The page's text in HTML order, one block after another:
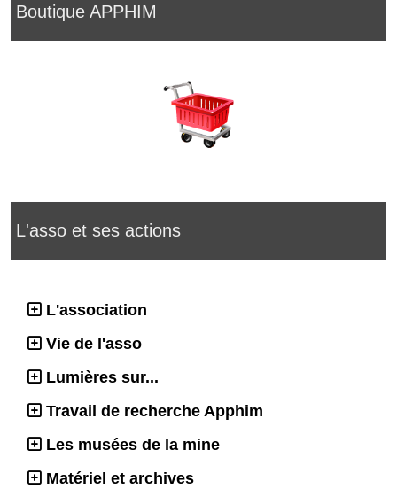
Boutique APPHIM
L'asso et ses actions
L'association
Vie de l'asso
Lumières sur...
Travail de recherche Apphim
Les musées de la mine
Matériel et archives